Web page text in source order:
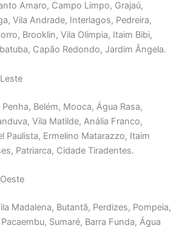
Amaro, Campo Limpo, Grajaú,
Vila Andrade, Interlagos, Pedreira,
Brooklin, Vila Olímpia, Itaim Bibi,
Capão Redondo, Jardim Ângela.
Belém, Mooca, Água Rasa,
Vila Matilde, Anália Franco,
Paulista, Ermelino Matarazzo, Itaim
Patriarca, Cidade Tiradentes.
Madalena, Butantã, Perdizes, Pompeia,
Sumaré, Barra Funda, Água